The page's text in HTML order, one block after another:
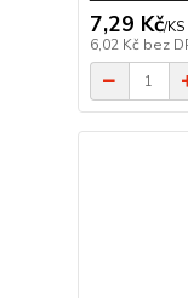
7,29 Kč/KS
6,02 Kč bez